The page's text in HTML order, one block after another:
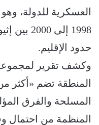
العسكرية للدولة،
1998 إلى
حدود الإقليم.
وكشف تقرير لمجموعة
المنطقة تضم «أكثر
المسلحة والفرق
المنظمة من احتمال